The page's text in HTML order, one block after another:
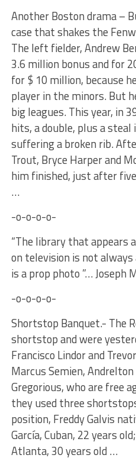
Another Boston drama –
case that shakes the
The left fielder, Andrew
3.6 million bonus and for
for $ 10 million, because
player in the minors. But
big leagues. This year, in
hits, a double, plus a
suffering a broken rib.
Trout, Bryce Harper and
him finished, just after
…
-o-o-o-o-
“The library that appears
on television is not
is a prop photo ”… Joseph
-o-o-o-o-
Shortstop Banquet.- The
shortstop and were
Francisco Lindor and
Marcus Semien,
Gregorious, who are free
they used three
position, Freddy Galvis
García, Cuban, 22 years
Atlanta, 30 years old …